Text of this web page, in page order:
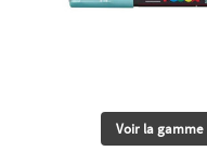
Voir la gamme